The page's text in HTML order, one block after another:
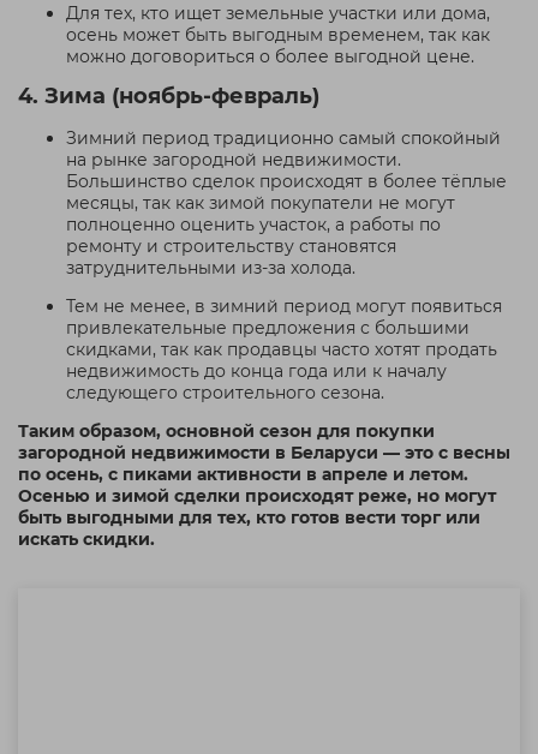
Для тех, кто ищет земельные участки или дома,
осень может быть выгодным временем, так как
можно договориться о более выгодной цене.
4. Зима (ноябрь-февраль)
Зимний период традиционно самый спокойный
на рынке загородной недвижимости.
Большинство сделок происходят в более тёплые
месяцы, так как зимой покупатели не могут
полноценно оценить участок, а работы по
ремонту и строительству становятся
затруднительными из-за холода.
Тем не менее, в зимний период могут появиться
привлекательные предложения с большими
скидками, так как продавцы часто хотят продать
недвижимость до конца года или к началу
следующего строительного сезона.
Таким образом, основной сезон для покупки
загородной недвижимости в Беларуси — это с весны
по осень, с пиками активности в апреле и летом.
Осенью и зимой сделки происходят реже, но могут
быть выгодными для тех, кто готов вести торг или
искать скидки.